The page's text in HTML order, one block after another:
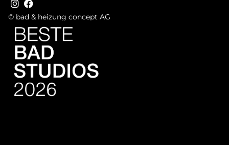
© bad & heizung concept AG